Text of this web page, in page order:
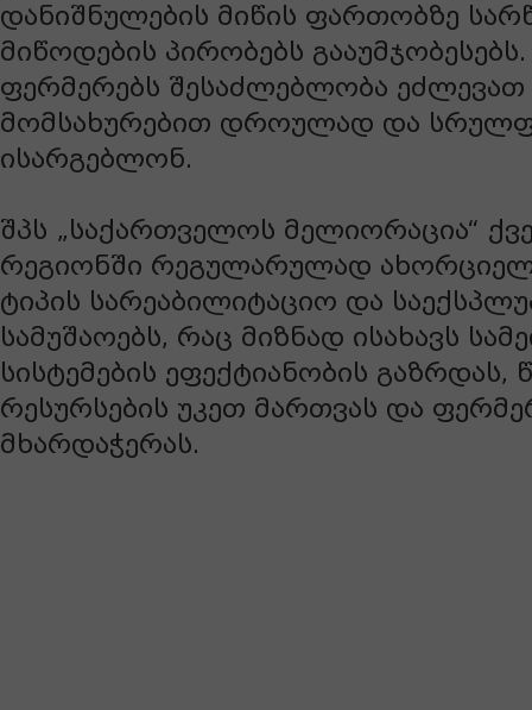
დანიშნულების მიწის ფართობზე
მიწოდების პირობებს
ფერმერებს შესაძლებლობა ეძლევათ
მომსახურებით დროულად და
ისარგებლონ.
შპს „საქართველოს მელიორაცია“
რეგიონში რეგულარულად
ტიპის სარეაბილიტაციო და
სამუშაოებს, რაც მიზნად ისახავს
სისტემების ეფექტიანობის გაზრდას,
რესურსების უკეთ მართვას და
მხარდაჭერას.